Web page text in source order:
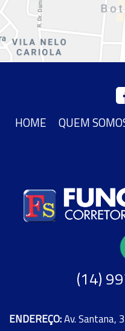
HOME QUEM
(14)
ENDEREÇO:Av.